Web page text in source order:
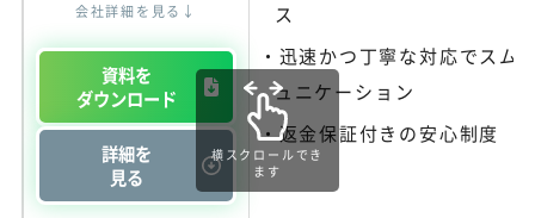
会社詳細を見る↓
資料を
ダウンロード
詳細を
見る
ス
迅速かつ丁寧な対応でスム
ュニケーション
返金保証付きの安心制度
横スクロールでき
ます